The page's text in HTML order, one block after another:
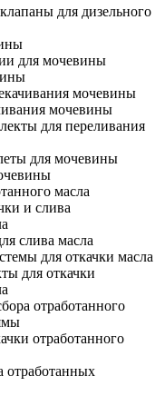
для дизельного
для мочевины
мочевины
мочевины
для переливания
для мочевины
масла
и слива
слива масла
для откачки масла
для откачки
отработанного
отработанного
отработанных